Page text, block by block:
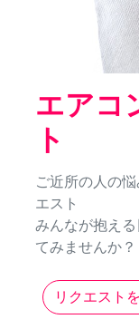
エアコ
ト
ご近所の人の
エスト
みんなが抱え
てみませんか？
リクエスト